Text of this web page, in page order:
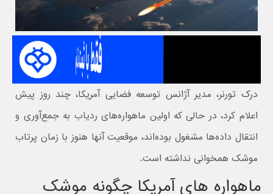
درک تورنر، مدیر آژانس توسعه فضایی آمریکا، چند روز پیش
اعلام کرد، در حالی که اولین ماهواره‌های ردیاب به جمع‌آوری و
انتقال داده‌ها مشغول بوده‌اند، موقعیت آنها هنوز با زمان پرتاب
موشک همخوانی نداشته است.
ماهواره های آمریکا چگونه موشک